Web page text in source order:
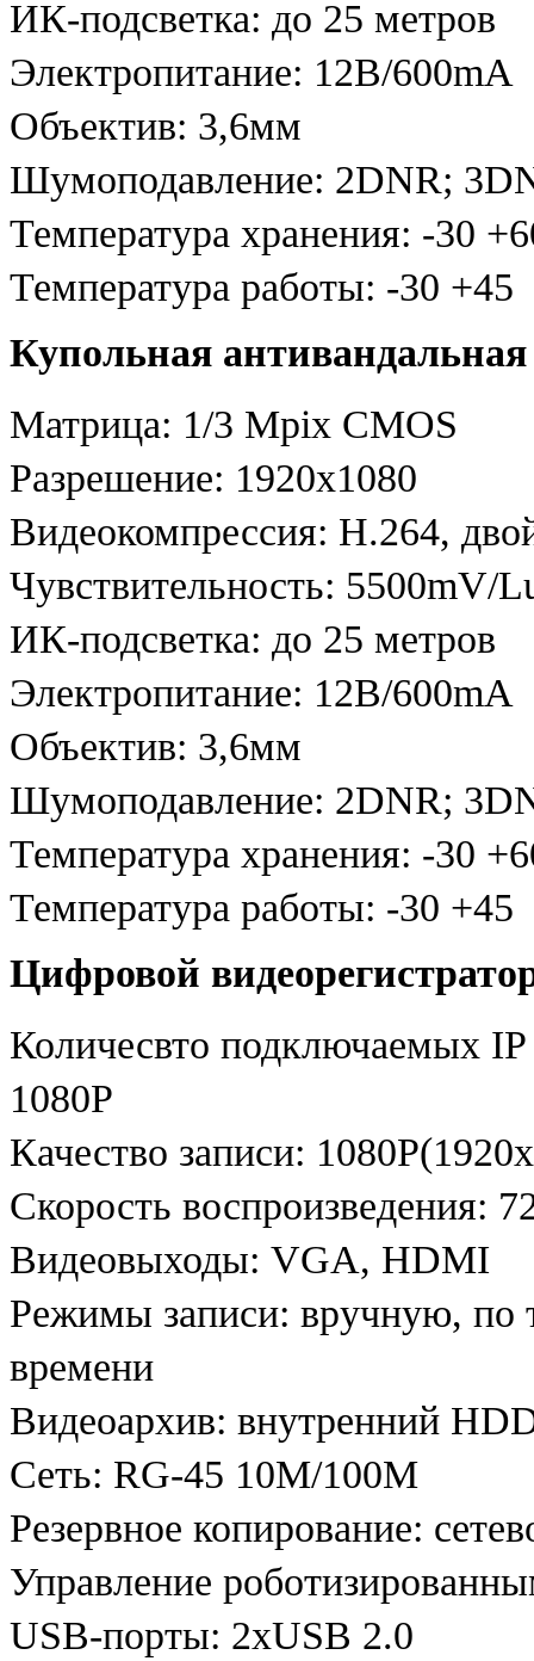
ИК-подсветка: до 25 метров
Электропитание: 12В/600mA
Объектив: 3,6мм
Шумоподавление: 2DNR;
Температура хранения: -30
Температура работы: -30 +45
Купольная
Матрица: 1/3 Mpix CMOS
Разрешение: 1920х1080
Видеокомпрессия: Н.264,
Чувствительность: 5500mV/
ИК-подсветка: до 25 метров
Электропитание: 12В/600mA
Объектив: 3,6мм
Шумоподавление: 2DNR;
Температура хранения: -30
Температура работы: -30 +45
Цифровой
Количесвто подключаемых
1080Р
Качество записи:
Скорость воспроизведения:
Видеовыходы: VGA, HDMI
Режимы записи: вручную, по
времени
Видеоархив: внутренний
Сеть: RG-45 10M/100M
Резервное копирование:
Управление
USB-порты: 2хUSB 2.0